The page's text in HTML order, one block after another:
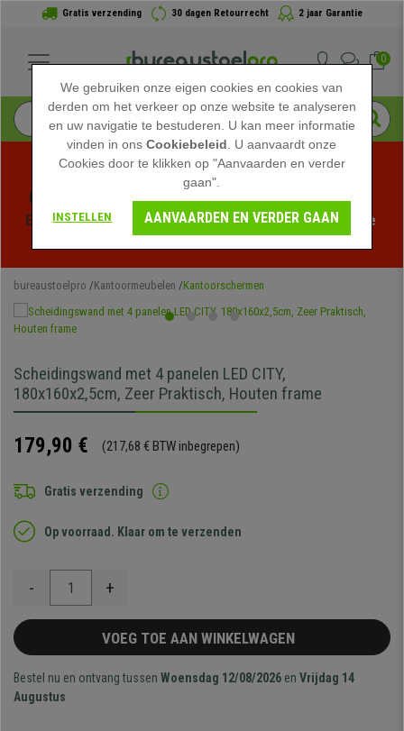
Gratis verzending 30 dagen Retourrecht 2 jaar Garantie
0
Profiteer van de Zomeruitverkoop bij bureaustoelpro!
Exclusieve kortingen voor een beperkte tijd - Bekijk de
bureaustoelpro Kantoormeubelen Kantoorschermen
Scheidingswand met 4 panelen LED CITY,
180x160x2,5cm, Zeer Praktisch, Houten frame
179,90 € (217,68 € BTW inbegrepen)
Gratis verzending
Op voorraad. Klaar om te verzenden
- +
VOEG TOE AAN WINKELWAGEN
Bestel nu en ontvang tussen Woensdag 12/08/2026 en Vrijdag 14
Augustus
We gebruiken onze eigen cookies en cookies van
derden om het verkeer op onze website te analyseren
en uw navigatie te bestuderen. U kan meer informatie
vinden in onsCookiebeleid . U aanvaardt onze
Cookies door te klikken op "Aanvaarden en verder
gaan".
INSTELLEN AANVAARDEN EN VERDER GAAN